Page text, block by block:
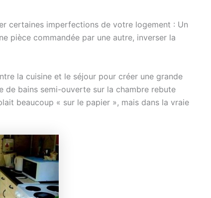
certaines imperfections de votre logement : Un
pièce commandée par une autre, inverser la
la cuisine et le séjour pour créer une grande
de bains semi-ouverte sur la chambre rebute
beaucoup « sur le papier », mais dans la vraie